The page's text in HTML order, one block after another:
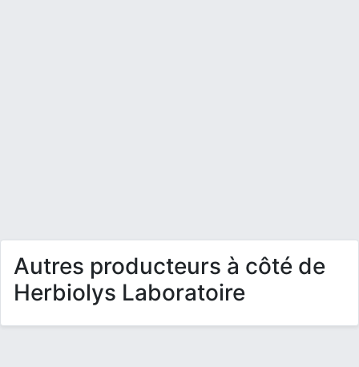
Autres producteurs à côté de
Herbiolys Laboratoire